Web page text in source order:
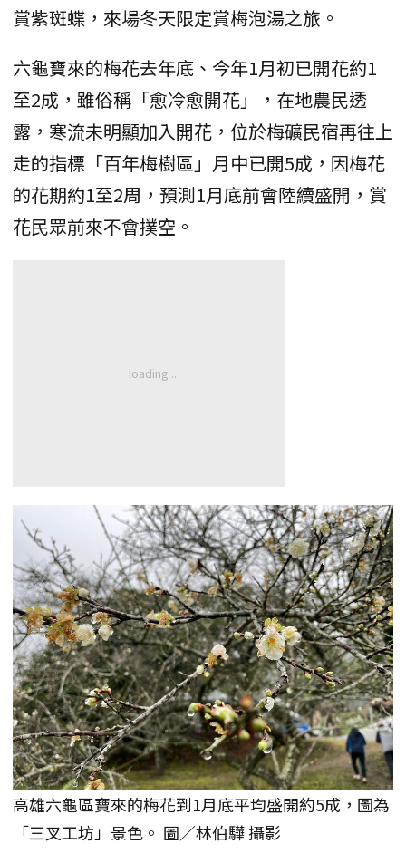
賞紫斑蝶，來場冬天限定賞梅泡湯之旅。
六龜寶來的梅花去年底、今年1月初已開花約1
至2成，雖俗稱「愈冷愈開花」，在地農民透
露，寒流未明顯加入開花，位於梅礦民宿再往上
走的指標「百年梅樹區」月中已開5成，因梅花
的花期約1至2周，預測1月底前會陸續盛開，賞
花民眾前來不會撲空。
高雄六龜區寶來的梅花到1月底平均盛開約5成，圖為
「三叉工坊」景色。 圖／林伯驊 攝影